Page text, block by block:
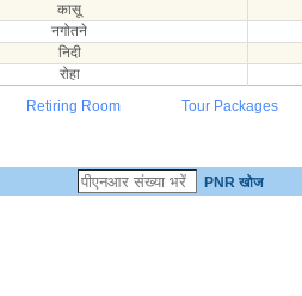
कासू
नगोतने
निदी
रोहा
Retiring Room Tour Packages
PNR खोज